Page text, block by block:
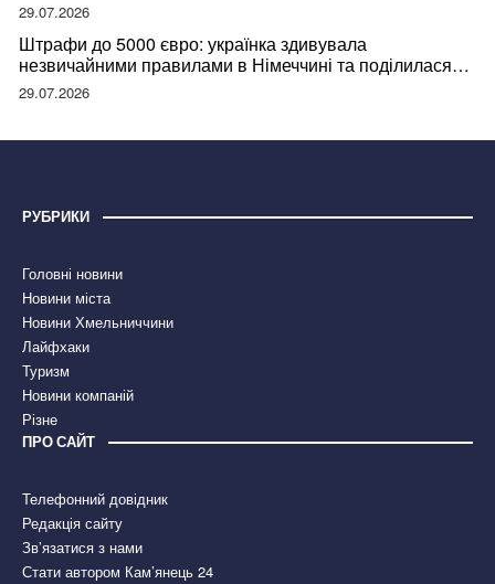
29.07.2026
Штрафи до 5000 євро: українка здивувала
незвичайними правилами в Німеччині та поділилася
правдою
29.07.2026
РУБРИКИ
Головні новини
Новини міста
Новини Хмельниччини
Лайфхаки
Туризм
Новини компаній
Різне
ПРО САЙТ
Телефонний довідник
Редакція сайту
Зв’язатися з нами
Стати автором Кам’янець 24